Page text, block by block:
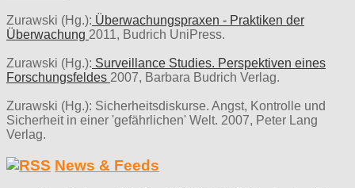
Zurawski (Hg.): Überwachungspraxen - Praktiken der
Überwachung 2011, Budrich UniPress.
Zurawski (Hg.): Surveillance Studies. Perspektiven eines
Forschungsfeldes 2007, Barbara Budrich Verlag.
Zurawski (Hg.): Sicherheitsdiskurse. Angst, Kontrolle und
Sicherheit in einer 'gefährlichen' Welt. 2007, Peter Lang
Verlag.
News & Feeds